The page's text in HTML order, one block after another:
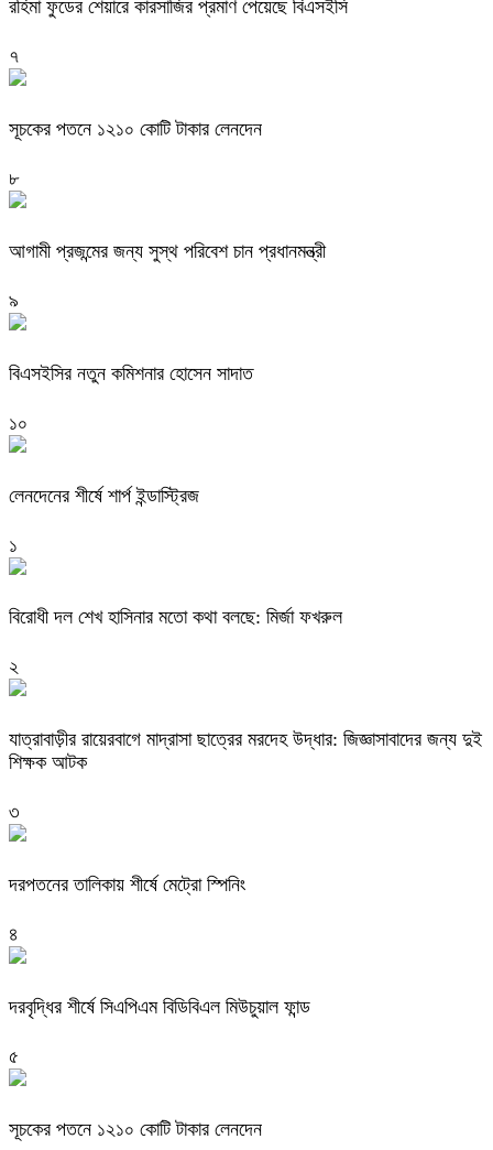
রহিমা ফুডের শেয়ারে কারসাজির প্রমাণ পেয়েছে বিএসইসি
৭
সূচকের পতনে ১২১০ কোটি টাকার লেনদেন
৮
আগামী প্রজন্মের জন্য সুস্থ পরিবেশ চান প্রধানমন্ত্রী
৯
বিএসইসির নতুন কমিশনার হোসেন সাদাত
১০
লেনদেনের শীর্ষে শার্প ইন্ডাস্ট্রিজ
১
বিরোধী দল শেখ হাসিনার মতো কথা বলছে: মির্জা ফখরুল
২
যাত্রাবাড়ীর রায়েরবাগে মাদ্রাসা ছাত্রের মরদেহ উদ্ধার: জিজ্ঞাসাবাদের জন্য দুই
শিক্ষক আটক
৩
দরপতনের তালিকায় শীর্ষে মেট্রো স্পিনিং
৪
দরবৃদ্ধির শীর্ষে সিএপিএম বিডিবিএল মিউচুয়াল ফান্ড
৫
সূচকের পতনে ১২১০ কোটি টাকার লেনদেন